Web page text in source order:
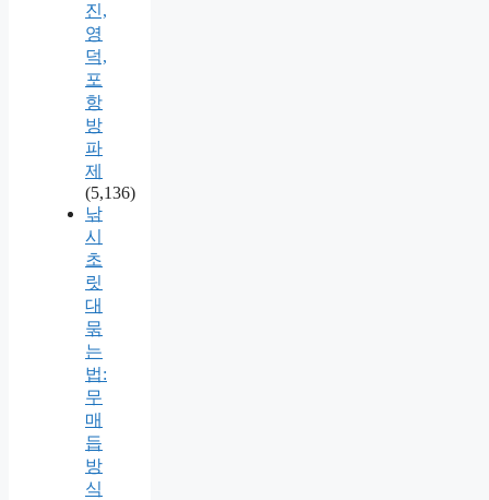
진,
영
덕,
포
항
방
파
제
(5,136)
낚
시
초
릿
대
묶
는
법:
무
매
듭
방
식